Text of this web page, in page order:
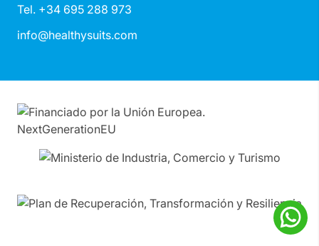
Tel. +34 695 288 973
info@healthysuits.com